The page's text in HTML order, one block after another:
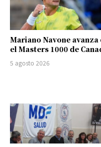
Mariano Navone avanza
el Masters 1000 de
5 agosto 2026